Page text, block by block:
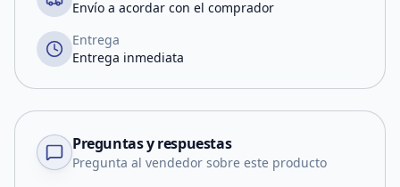
Envío a acordar con el comprador
Entrega
Entrega inmediata
Preguntas y respuestas
Pregunta al vendedor sobre este producto